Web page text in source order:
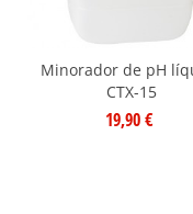
Minorador de pH
CTX-15
19,90 €